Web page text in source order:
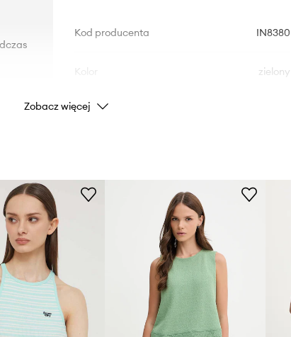
Kod producenta IN8380
zielony
Marka
ID Produktu
Zobacz więcej